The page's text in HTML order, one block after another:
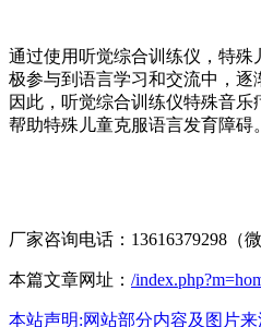
通过使用听觉综合训练仪，特
极参与到语言学习和交流中，逐
因此，听觉综合训练仪特殊音乐
帮助特殊儿童克服语言发育障碍。
厂家咨询电话：13616379298（
本篇文章网址： /
本站声明:网站部分内容及图片